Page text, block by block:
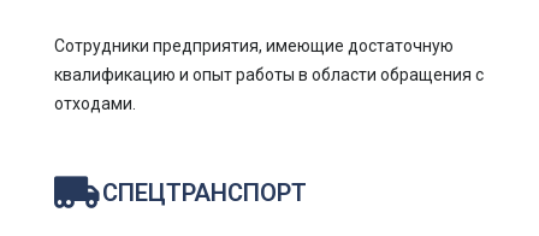
Сотрудники предприятия, имеющие достаточную
квалификацию и опыт работы в области обращения с
отходами.
СПЕЦТРАНСПОРТ